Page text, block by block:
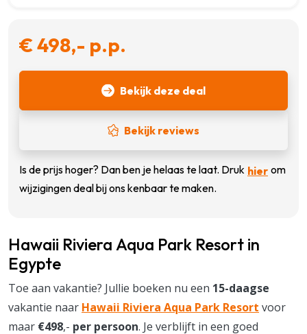
€ 498,- p.p.
Bekijk deze deal
Bekijk reviews
Is de prijs hoger? Dan ben je helaas te laat. Druk hier om
wijzigingen deal bij ons kenbaar te maken.
Hawaii Riviera Aqua Park Resort in
Egypte
Toe aan vakantie? Jullie boeken nu een 15-daagse
vakantie naar Hawaii Riviera Aqua Park Resort voor
maar €498,- per persoon. Je verblijft in een goed